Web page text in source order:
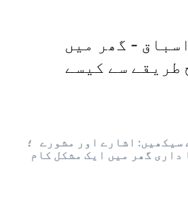
- گھر میں
طریقے سے کیسے
سیکھیں: اشارے اور مشورے ؛
داری گھر میں ایک مشکل کام